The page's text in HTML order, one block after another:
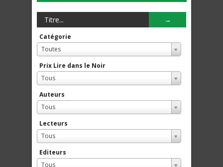
Catégorie
Toutes
Prix Lire dans le Noir
Tous
Auteurs
Tous
Lecteurs
Tous
Editeurs
Tous